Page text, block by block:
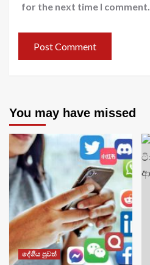
for the next time I comment.
You may have missed
දේශීය පුවත්